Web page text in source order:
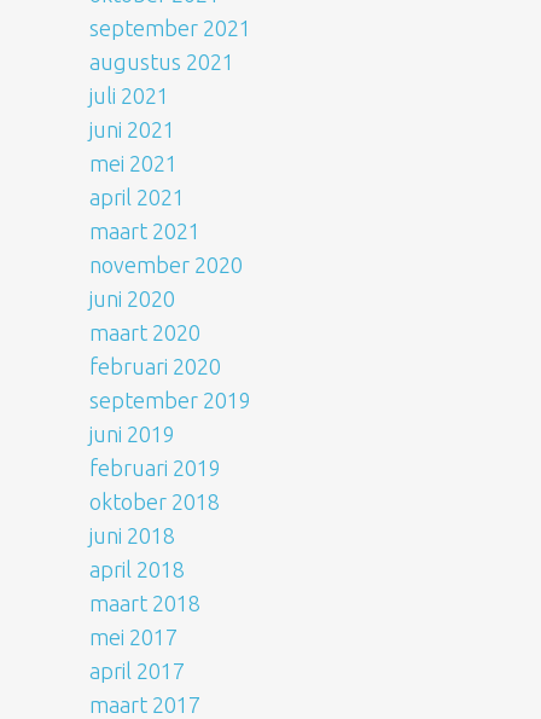
september 2021
augustus 2021
juli 2021
juni 2021
mei 2021
april 2021
maart 2021
november 2020
juni 2020
maart 2020
februari 2020
september 2019
juni 2019
februari 2019
oktober 2018
juni 2018
april 2018
maart 2018
mei 2017
april 2017
maart 2017